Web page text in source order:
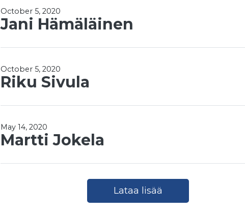
October 5, 2020
Jani Hämäläinen
October 5, 2020
Riku Sivula
May 14, 2020
Martti Jokela
Lataa lisää